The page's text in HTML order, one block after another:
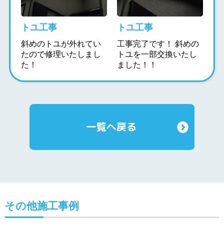
トユ工事
斜めのトユが外れてい
たので修理いたしまし
た！
トユ工事
工事完了です！ 斜めの
トユを一部交換いたし
ました！！
その他施工事例